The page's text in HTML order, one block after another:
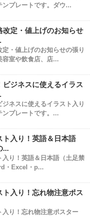
ンプレートです。ダウ...
改定・値上げのお知らせ
・値上げのお知らせの張り
容室や飲食店、店...
ビジネスに使えるイラス
ジネスに使えるイラスト入り
ンプレートです。...
ト入り！英語＆日本語
...
入り！英語＆日本語（土足禁
・Excel・p...
ト入り！忘れ物注意ポス
入り！忘れ物注意ポスター